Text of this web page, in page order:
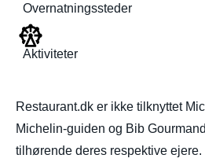
Overnatningssteder
Aktiviteter
Restaurant.dk er ikke tilknyttet
Michelin-guiden og Bib
tilhørende deres respektive ejere.